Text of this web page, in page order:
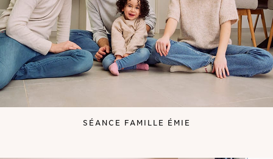
SÉANCE FAMILLE ÉMIE